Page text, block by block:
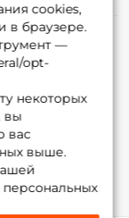
cookies,
в браузере.
—
opt-
некоторых
вы
вас
выше.